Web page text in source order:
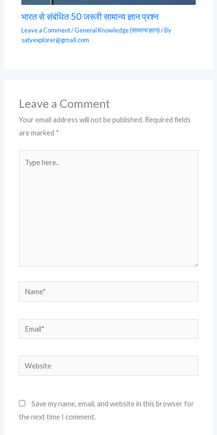
भारत से संबंधित 50 जरूरी सामान्य ज्ञान प्रश्न
Leave a Comment/General Knowledge (सामान्य ज्ञान)/ By
satyexplorer@gmail.com
Leave a Comment
Your email address will not be published. Required fields
are marked *
here..
Name*
Email*
Website
Save my name, email, and website in this browser for
the next time I comment.